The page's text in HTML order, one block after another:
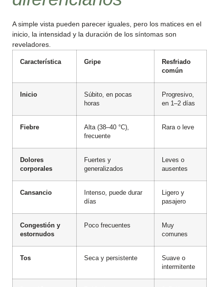
A simple vista pueden parecer iguales, pero los matices en el
inicio, la intensidad y la duración de los síntomas son
reveladores.
Característica Gripe
Resfriado
común
Inicio
Súbito, en pocas
horas
Progresivo,
en 1–2 días
Fiebre
Alta (38–40 °C),
frecuente
Rara o leve
Dolores
corporales
Fuertes y
generalizados
Leves o
ausentes
Cansancio
Intenso, puede durar
días
Ligero y
pasajero
Congestión y
estornudos
Poco frecuentes
Muy
comunes
Tos Seca y persistente
Suave o
intermitente